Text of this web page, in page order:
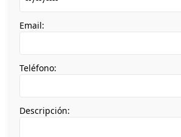
Email:
Teléfono:
Descripción: